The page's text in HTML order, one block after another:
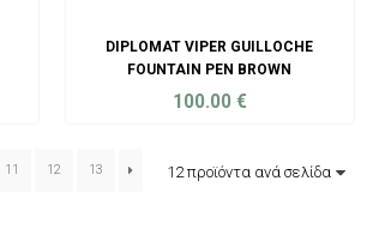
DIPLOMAT VIPER GUILLOCHE
FOUNTAIN PEN BROWN
100.00 €
11 12 13